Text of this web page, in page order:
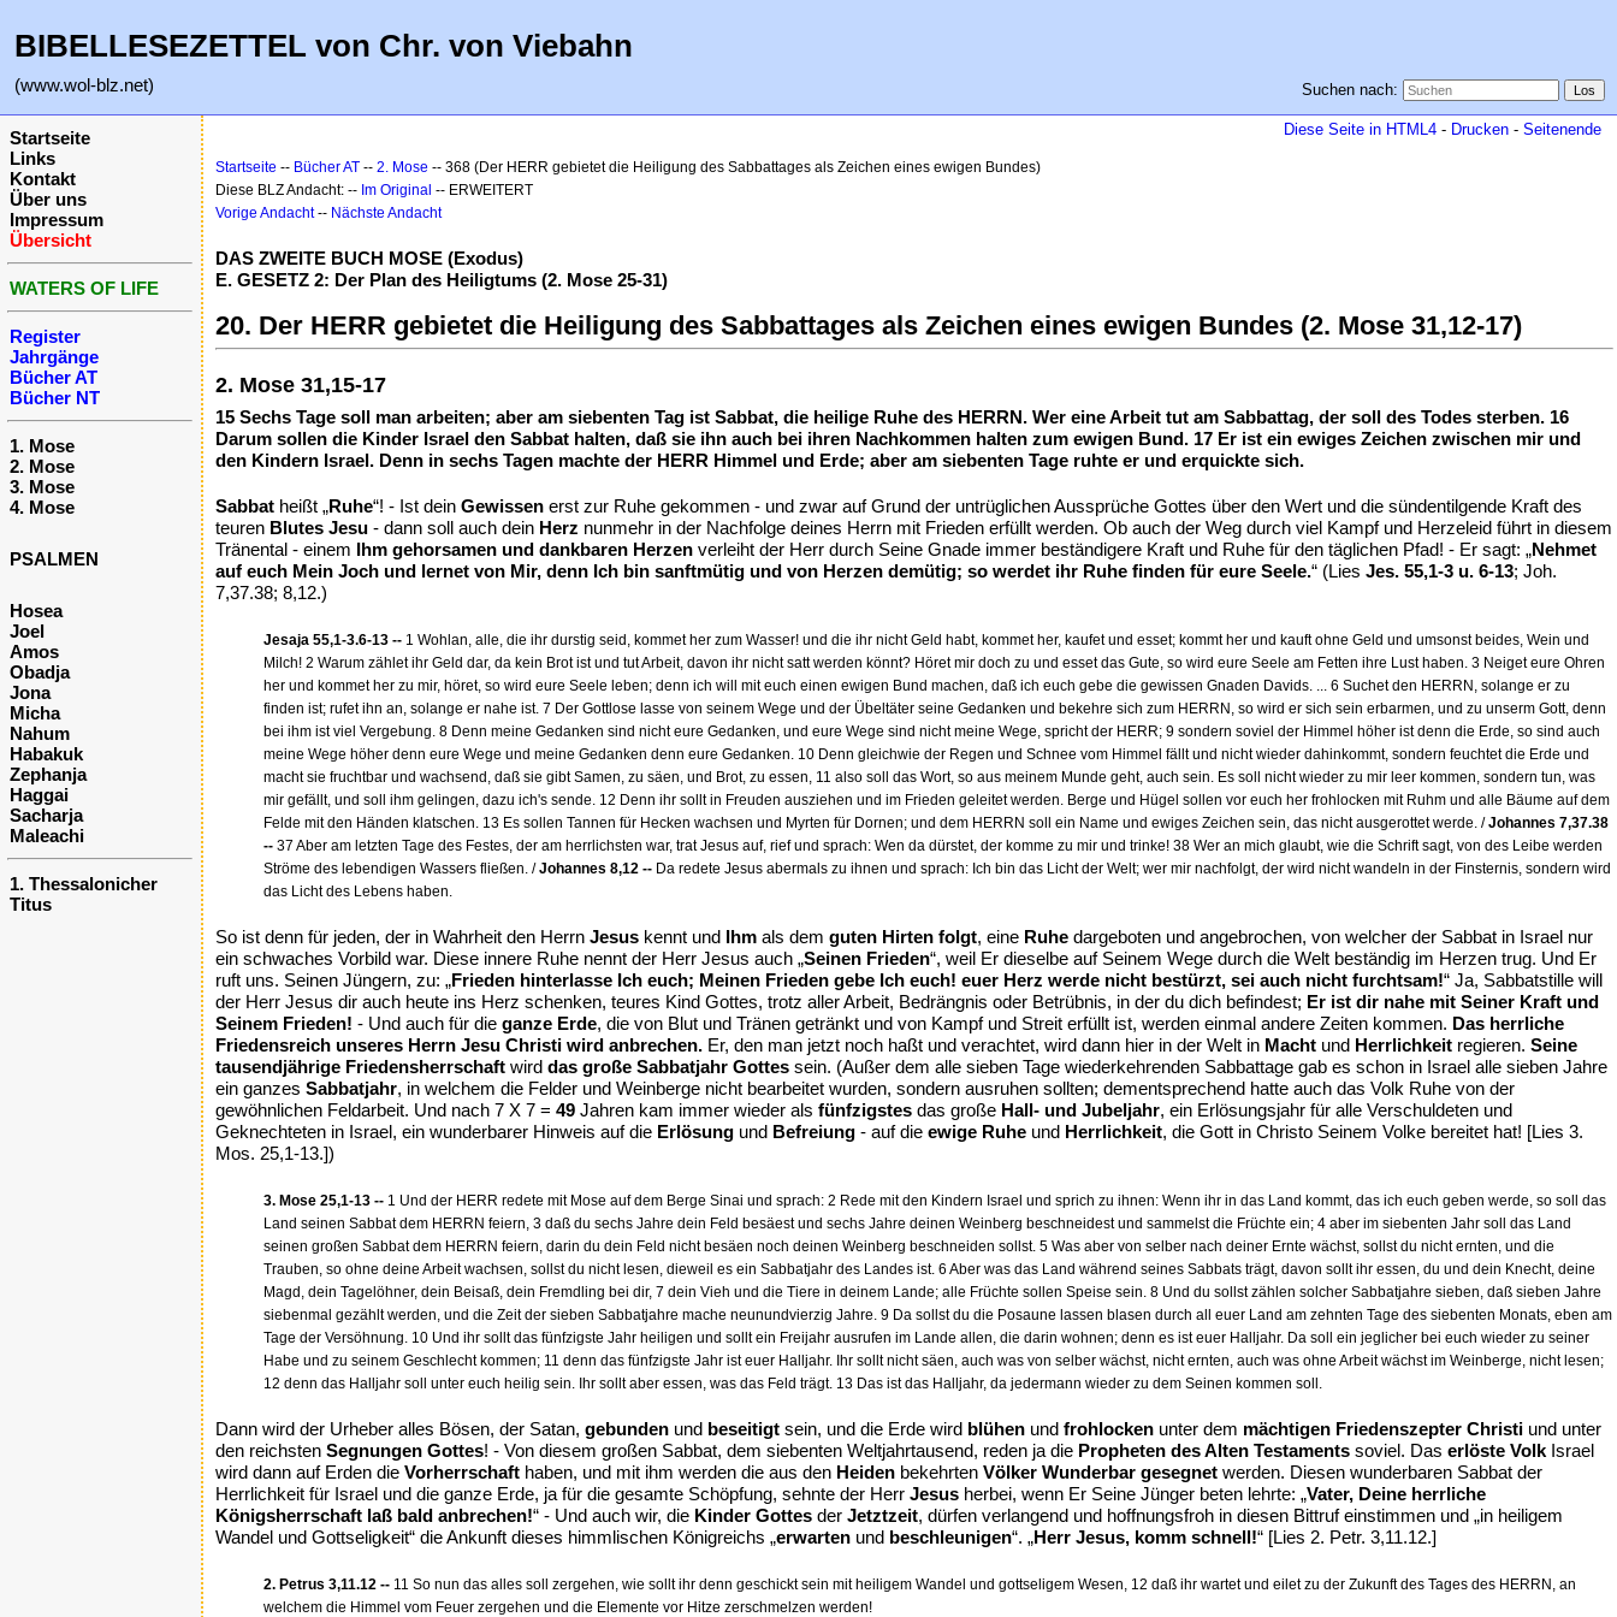
BIBELLESEZETTEL von Chr. von Viebahn
(www.wol-blz.net) Suchen nach:
Startseite
Links
Kontakt
Über uns
Impressum
Übersicht
WATERS OF LIFE
Register
Jahrgänge
Bücher AT
Bücher NT
1. Mose
2. Mose
3. Mose
4. Mose
PSALMEN
Hosea
Joel
Amos
Obadja
Jona
Micha
Nahum
Habakuk
Zephanja
Haggai
Sacharja
Maleachi
1. Thessalonicher
Titus
Diese Seite in HTML4 - Drucken - Seitenende
Startseite -- Bücher AT -- 2. Mose -- 368 (Der HERR gebietet die Heiligung des Sabbattages als Zeichen eines ewigen Bundes)
Diese BLZ Andacht: -- Im Original -- ERWEITERT
Vorige Andacht-- Nächste Andacht
DAS ZWEITE BUCH MOSE (Exodus)
E. GESETZ 2: Der Plan des Heiligtums (2. Mose 25-31)
20. Der HERR gebietet die Heiligung des Sabbattages als Zeichen eines ewigen Bundes (2. Mose 31,12-17)
2. Mose 31,15-17
15 Sechs Tage soll man arbeiten; aber am siebenten Tag ist Sabbat, die heilige Ruhe des HERRN. Wer eine Arbeit tut am Sabbattag, der soll des Todes sterben. 16
Darum sollen die Kinder Israel den Sabbat halten, daß sie ihn auch bei ihren Nachkommen halten zum ewigen Bund. 17 Er ist ein ewiges Zeichen zwischen mir und
den Kindern Israel. Denn in sechs Tagen machte der HERR Himmel und Erde; aber am siebenten Tage ruhte er und erquickte sich.
Sabbat heißt „Ruhe“! - Ist dein Gewissen erst zur Ruhe gekommen - und zwar auf Grund der untrüglichen Aussprüche Gottes über den Wert und die sündentilgende Kraft des
teuren Blutes Jesu - dann soll auch dein Herz nunmehr in der Nachfolge deines Herrn mit Frieden erfüllt werden. Ob auch der Weg durch viel Kampf und Herzeleid führt in diesem
Tränental - einem Ihm gehorsamen und dankbaren Herzen verleiht der Herr durch Seine Gnade immer beständigere Kraft und Ruhe für den täglichen Pfad! - Er sagt: „Nehmet
auf euch Mein Joch und lernet von Mir, denn Ich bin sanftmütig und von Herzen demütig; so werdet ihr Ruhe finden für eure Seele.“ (Lies Jes. 55,1-3 u. 6-13; Joh.
7,37.38; 8,12.)
Jesaja 55,1-3.6-13 -- 1 Wohlan, alle, die ihr durstig seid, kommet her zum Wasser! und die ihr nicht Geld habt, kommet her, kaufet und esset; kommt her und kauft ohne Geld und umsonst beides, Wein und
Milch! 2 Warum zählet ihr Geld dar, da kein Brot ist und tut Arbeit, davon ihr nicht satt werden könnt? Höret mir doch zu und esset das Gute, so wird eure Seele am Fetten ihre Lust haben. 3 Neiget eure Ohren
her und kommet her zu mir, höret, so wird eure Seele leben; denn ich will mit euch einen ewigen Bund machen, daß ich euch gebe die gewissen Gnaden Davids. ... 6 Suchet den HERRN, solange er zu
finden ist; rufet ihn an, solange er nahe ist. 7 Der Gottlose lasse von seinem Wege und der Übeltäter seine Gedanken und bekehre sich zum HERRN, so wird er sich sein erbarmen, und zu unserm Gott, denn
bei ihm ist viel Vergebung. 8 Denn meine Gedanken sind nicht eure Gedanken, und eure Wege sind nicht meine Wege, spricht der HERR; 9 sondern soviel der Himmel höher ist denn die Erde, so sind auch
meine Wege höher denn eure Wege und meine Gedanken denn eure Gedanken. 10 Denn gleichwie der Regen und Schnee vom Himmel fällt und nicht wieder dahinkommt, sondern feuchtet die Erde und
macht sie fruchtbar und wachsend, daß sie gibt Samen, zu säen, und Brot, zu essen, 11 also soll das Wort, so aus meinem Munde geht, auch sein. Es soll nicht wieder zu mir leer kommen, sondern tun, was
mir gefällt, und soll ihm gelingen, dazu ich's sende. 12 Denn ihr sollt in Freuden ausziehen und im Frieden geleitet werden. Berge und Hügel sollen vor euch her frohlocken mit Ruhm und alle Bäume auf dem
Felde mit den Händen klatschen. 13 Es sollen Tannen für Hecken wachsen und Myrten für Dornen; und dem HERRN soll ein Name und ewiges Zeichen sein, das nicht ausgerottet werde. /Johannes 7,37.38
-- 37 Aber am letzten Tage des Festes, der am herrlichsten war, trat Jesus auf, rief und sprach: Wen da dürstet, der komme zu mir und trinke! 38 Wer an mich glaubt, wie die Schrift sagt, von des Leibe werden
Ströme des lebendigen Wassers fließen. /Johannes 8,12 -- Da redete Jesus abermals zu ihnen und sprach: Ich bin das Licht der Welt; wer mir nachfolgt, der wird nicht wandeln in der Finsternis, sondern wird
das Licht des Lebens haben.
So ist denn für jeden, der in Wahrheit den Herrn Jesus kennt und Ihm als dem guten Hirten folgt, eine Ruhe dargeboten und angebrochen, von welcher der Sabbat in Israel nur
ein schwaches Vorbild war. Diese innere Ruhe nennt der Herr Jesus auch „Seinen Frieden“, weil Er dieselbe auf Seinem Wege durch die Welt beständig im Herzen trug. Und Er
ruft uns. Seinen Jüngern, zu: „Frieden hinterlasse Ich euch; Meinen Frieden gebe Ich euch! euer Herz werde nicht bestürzt, sei auch nicht furchtsam!“ Ja, Sabbatstille will
der Herr Jesus dir auch heute ins Herz schenken, teures Kind Gottes, trotz aller Arbeit, Bedrängnis oder Betrübnis, in der du dich befindest; Er ist dir nahe mit Seiner Kraft und
Seinem Frieden! - Und auch für die ganze Erde, die von Blut und Tränen getränkt und von Kampf und Streit erfüllt ist, werden einmal andere Zeiten kommen. Das herrliche
Friedensreich unseres Herrn Jesu Christi wird anbrechen. Er, den man jetzt noch haßt und verachtet, wird dann hier in der Welt in Macht und Herrlichkeit regieren. Seine
tausendjährige Friedensherrschaft wird das große Sabbatjahr Gottes sein. (Außer dem alle sieben Tage wiederkehrenden Sabbattage gab es schon in Israel alle sieben Jahre
ein ganzes Sabbatjahr, in welchem die Felder und Weinberge nicht bearbeitet wurden, sondern ausruhen sollten; dementsprechend hatte auch das Volk Ruhe von der
gewöhnlichen Feldarbeit. Und nach 7 X 7 = 49 Jahren kam immer wieder als fünfzigstes das große Hall- und Jubeljahr, ein Erlösungsjahr für alle Verschuldeten und
Geknechteten in Israel, ein wunderbarer Hinweis auf die Erlösung und Befreiung - auf die ewige Ruhe und Herrlichkeit, die Gott in Christo Seinem Volke bereitet hat! [Lies 3.
Mos. 25,1-13.])
3. Mose 25,1-13 -- 1 Und der HERR redete mit Mose auf dem Berge Sinai und sprach: 2 Rede mit den Kindern Israel und sprich zu ihnen: Wenn ihr in das Land kommt, das ich euch geben werde, so soll das
Land seinen Sabbat dem HERRN feiern, 3 daß du sechs Jahre dein Feld besäest und sechs Jahre deinen Weinberg beschneidest und sammelst die Früchte ein; 4 aber im siebenten Jahr soll das Land
seinen großen Sabbat dem HERRN feiern, darin du dein Feld nicht besäen noch deinen Weinberg beschneiden sollst. 5 Was aber von selber nach deiner Ernte wächst, sollst du nicht ernten, und die
Trauben, so ohne deine Arbeit wachsen, sollst du nicht lesen, dieweil es ein Sabbatjahr des Landes ist. 6 Aber was das Land während seines Sabbats trägt, davon sollt ihr essen, du und dein Knecht, deine
Magd, dein Tagelöhner, dein Beisaß, dein Fremdling bei dir, 7 dein Vieh und die Tiere in deinem Lande; alle Früchte sollen Speise sein. 8 Und du sollst zählen solcher Sabbatjahre sieben, daß sieben Jahre
siebenmal gezählt werden, und die Zeit der sieben Sabbatjahre mache neunundvierzig Jahre. 9 Da sollst du die Posaune lassen blasen durch all euer Land am zehnten Tage des siebenten Monats, eben am
Tage der Versöhnung. 10 Und ihr sollt das fünfzigste Jahr heiligen und sollt ein Freijahr ausrufen im Lande allen, die darin wohnen; denn es ist euer Halljahr. Da soll ein jeglicher bei euch wieder zu seiner
Habe und zu seinem Geschlecht kommen; 11 denn das fünfzigste Jahr ist euer Halljahr. Ihr sollt nicht säen, auch was von selber wächst, nicht ernten, auch was ohne Arbeit wächst im Weinberge, nicht lesen;
12 denn das Halljahr soll unter euch heilig sein. Ihr sollt aber essen, was das Feld trägt. 13 Das ist das Halljahr, da jedermann wieder zu dem Seinen kommen soll.
Dann wird der Urheber alles Bösen, der Satan, gebunden und beseitigt sein, und die Erde wird blühen und frohlocken unter dem mächtigen Friedenszepter Christi und unter
den reichsten Segnungen Gottes! - Von diesem großen Sabbat, dem siebenten Weltjahrtausend, reden ja die Propheten des Alten Testaments soviel. Das erlöste Volk Israel
wird dann auf Erden die Vorherrschaft haben, und mit ihm werden die aus den Heiden bekehrten Völker Wunderbar gesegnet werden. Diesen wunderbaren Sabbat der
Herrlichkeit für Israel und die ganze Erde, ja für die gesamte Schöpfung, sehnte der Herr Jesus herbei, wenn Er Seine Jünger beten lehrte: „Vater, Deine herrliche
Königsherrschaft laß bald anbrechen!“ - Und auch wir, die Kinder Gottes der Jetztzeit, dürfen verlangend und hoffnungsfroh in diesen Bittruf einstimmen und „in heiligem
Wandel und Gottseligkeit“ die Ankunft dieses himmlischen Königreichs „erwarten und beschleunigen“. „Herr Jesus, komm schnell!“ [Lies 2. Petr. 3,11.12.]
2. Petrus 3,11.12 -- 11 So nun das alles soll zergehen, wie sollt ihr denn geschickt sein mit heiligem Wandel und gottseligem Wesen, 12 daß ihr wartet und eilet zu der Zukunft des Tages des HERRN, an
welchem die Himmel vom Feuer zergehen und die Elemente vor Hitze zerschmelzen werden!